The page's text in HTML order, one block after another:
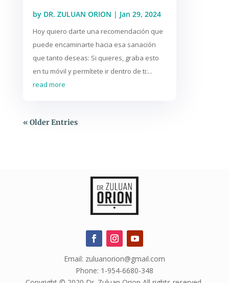
by DR. ZULUAN ORION | Jan 29, 2024
Hoy quiero darte una recomendación que
puede encaminarte hacia esa sanación
que tanto deseas: Si quieres, graba esto
en tu móvil y permítete ir dentro de ti:...
read more
« Older Entries
Email: zuluanorion@gmail.com
Phone: 1-954-6680-348